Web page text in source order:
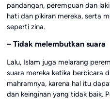
pandangan, perempuan dan
hati dan pikiran mereka, serta
seperti zina.
– Tidak melembutkan suara
Lalu, Islam juga melarang
suara mereka ketika berbicara
mahramnya, karena hal itu
dan keinginan yang tidak baik.